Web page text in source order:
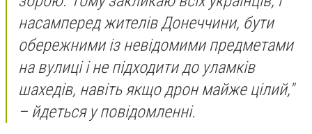
насамперед жителів Донеччини, бути
обережними із невідомими предметами
на вулиці і не підходити до уламків
шахедів, навіть якщо дрон майже цілий,"
– йдеться у повідомленні.